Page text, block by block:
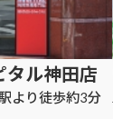
タル神田店
より徒歩約3分